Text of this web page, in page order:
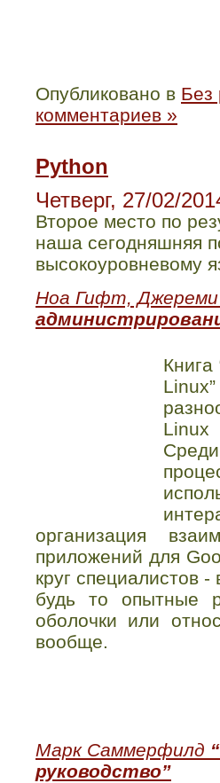
Опубликовано в Без
комментариев »
Python
Четверг, 27/02/
Второе место по
наша сегодняшняя
высокоуровневому
Ноа Гифт,
Linux
организация
приложений для
круг специалистов
будь то опытные
оболочки или
вообще.
Марк Саммерфилд
руководство”